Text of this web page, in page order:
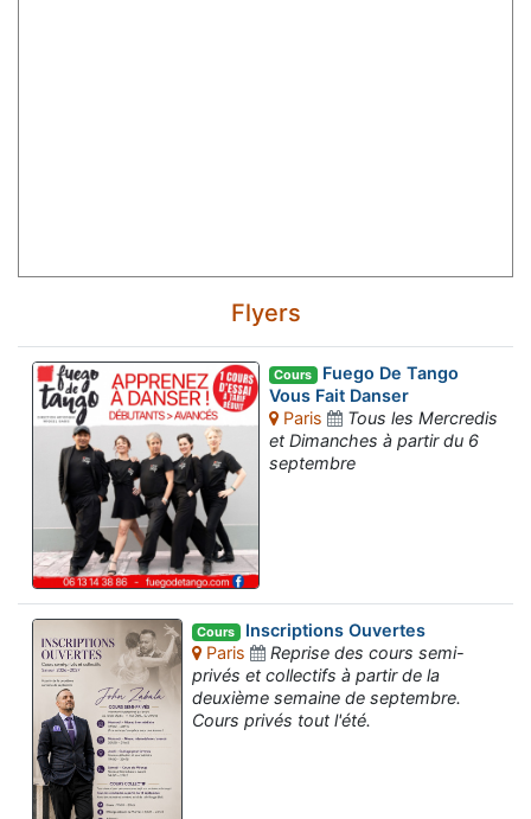
Flyers
Cours Fuego De Tango
Vous Fait Danser
Paris
Tous les Mercredis
et Dimanches à partir du 6
septembre
Cours Inscriptions Ouvertes
Paris
Reprise des cours semi-
privés et collectifs à partir de la
deuxième semaine de septembre.
Cours privés tout l'été.